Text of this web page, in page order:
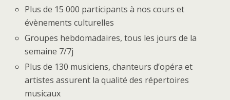
Plus de 15 000 participants à nos cours et
évènements culturelles
Groupes hebdomadaires, tous les jours de la
semaine 7/7j
Plus de 130 musiciens, chanteurs d’opéra et
artistes assurent la qualité des répertoires
musicaux